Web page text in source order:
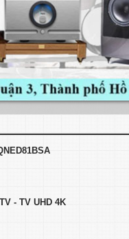
- TV UHD 4K